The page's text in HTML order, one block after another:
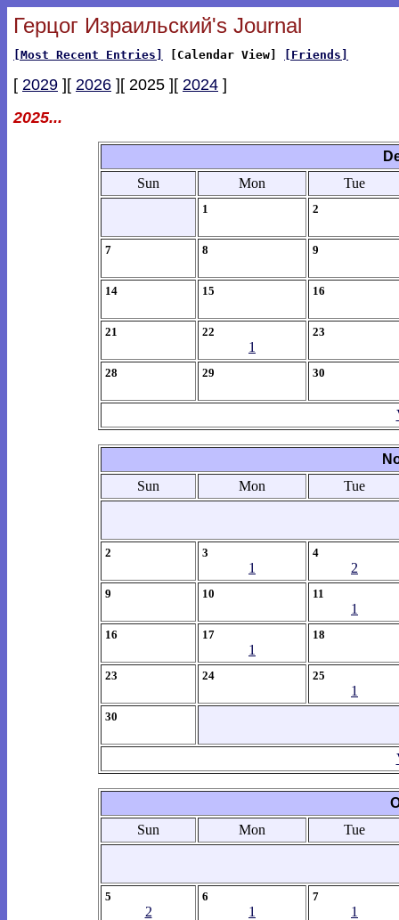
Герцог Израильский's Journal
[Most Recent Entries] [Calendar View] [Friends]
[ 2029 ][ 2026 ][ 2025 ][ 2024 ]
2025...
Sun
Mon Tue
1 2
7 8 9
14 15 16
21 22
1
23
28 29 30
Sun
Mon Tue
2 3
1
4
2
9 10 11
1
16 17
1
18
23 24 25
1
30
Sun
Mon Tue
5
2
6
1
7
1